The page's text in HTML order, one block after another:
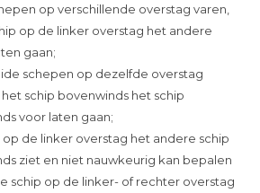
op verschillende overstag varen,
op de linker overstag het andere
gaan;
schepen op dezelfde overstag
schip bovenwinds het schip
voor laten gaan;
op de linker overstag het andere schip
ziet en niet nauwkeurig kan bepalen
schip op de linker- of rechter overstag